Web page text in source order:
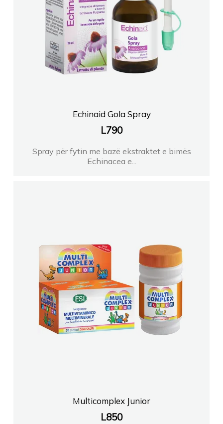
Echinaid Gola Spray
L790
Spray për fytin me bazë ekstraktet e bimës
Echinacea e...
Multicomplex Junior
L850